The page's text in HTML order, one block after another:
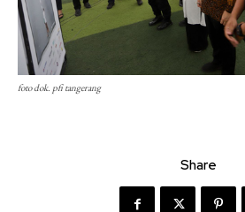
foto dok. pfi tangerang
Share